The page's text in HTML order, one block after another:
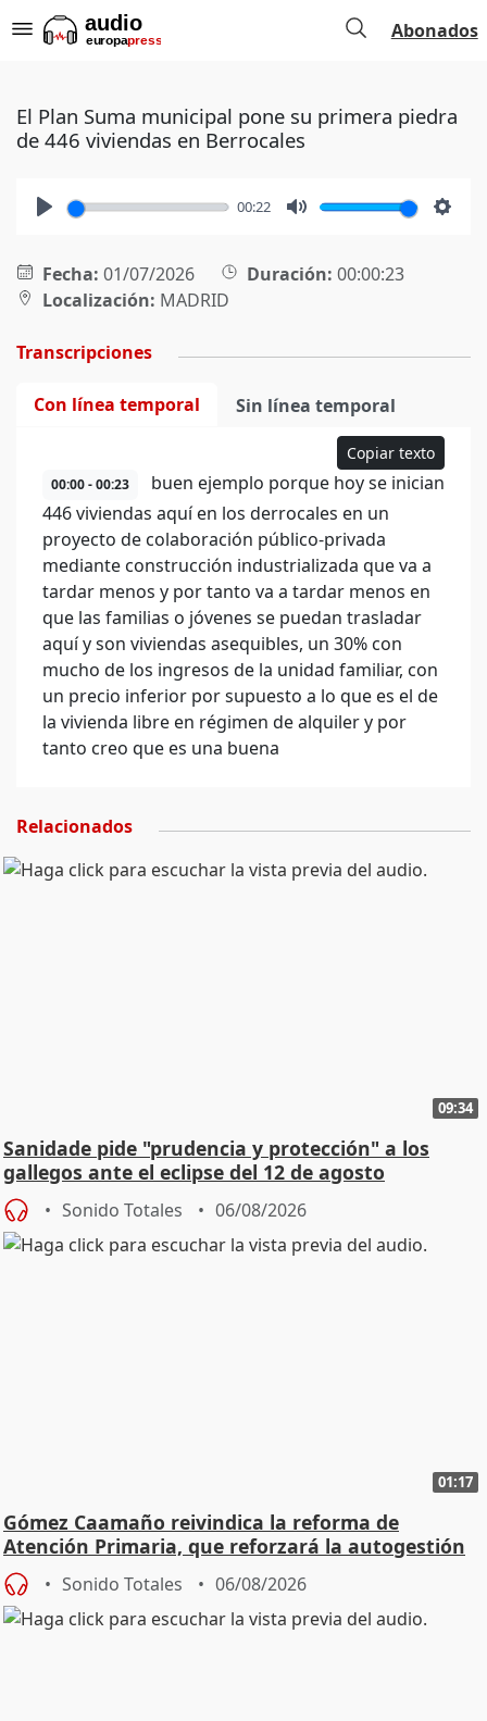
Abonados
El Plan Suma municipal pone su primera piedra
de 446 viviendas en Berrocales
00:22
Fecha: 01/07/2026 Duración: 00:00:23
Localización: MADRID
Transcripciones
Con línea temporal Sin línea temporal
Copiar texto
00:00 - 00:23
buen ejemplo porque hoy se inician
446 viviendas aquí en los derrocales en un
proyecto de colaboración público-privada
mediante construcción industrializada que va a
tardar menos y por tanto va a tardar menos en
que las familias o jóvenes se puedan trasladar
aquí y son viviendas asequibles, un 30% con
mucho de los ingresos de la unidad familiar, con
un precio inferior por supuesto a lo que es el de
la vivienda libre en régimen de alquiler y por
tanto creo que es una buena
Relacionados
09:34
Sanidade pide "prudencia y protección" a los
gallegos ante el eclipse del 12 de agosto
Sonido Totales 06/08/2026
01:17
Gómez Caamaño reivindica la reforma de
Atención Primaria, que reforzará la autogestión
Sonido Totales 06/08/2026